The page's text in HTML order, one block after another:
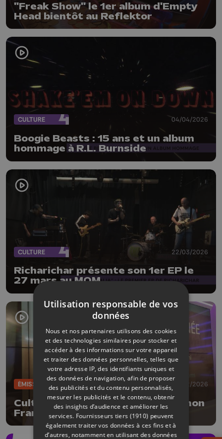
"Freak Show" le 1er album d'Empty
Head bientôt au Reflektor
CULTURE 04/04/2026
Boogie Beasts : 15 ans et un album
hommage à R.L. Burnside
CULTURE 22/03/2026
Richarichar présente son 1er EP le
27 mars au MOM
ÉMISSIONS 06/02/2026
CultureL avec le compositeur Simon
Fransquet
Utilisation responsable de vos
données
Nous et nos partenaires utilisons des cookies
et des technologies similaires pour stocker et
accéder à des informations sur votre appareil
et traiter des données personnelles, telles que
votre adresse IP, des identifiants uniques et
des données de navigation, afin de proposer
des publicités et du contenu personnalisés,
mesurer les publicités et le contenu, obtenir
des insights d’audience et améliorer les
services. Fournisseurs tiers (1910) peuvent
également traiter vos données à ces fins et à
d’autres, notamment en utilisant des données